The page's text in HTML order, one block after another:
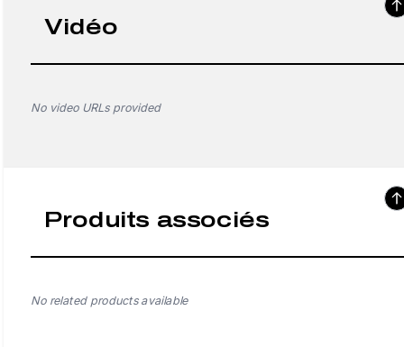
Vidéo
No video URLs provided
Produits associés
No related products available